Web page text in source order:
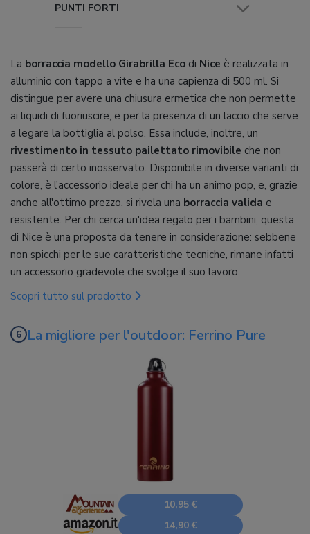
PUNTI FORTI
La borraccia modello Girabrilla Eco di Nice è realizzata in
alluminio con tappo a vite e ha una capienza di 500 ml. Si
distingue per avere una chiusura ermetica che non permette
ai liquidi di fuoriuscire, e per la presenza di un laccio che serve
a legare la bottiglia al polso. Essa include, inoltre, un
rivestimento in tessuto pailettato rimovibile che non
passerà di certo inosservato. Disponibile in diverse varianti di
colore, è l'accessorio ideale per chi ha un animo pop, e, grazie
anche all'ottimo prezzo, si rivela una borraccia valida e
resistente. Per chi cerca un'idea regalo per i bambini, questa
di Nice è una proposta da tenere in considerazione: sebbene
non spicchi per le sue caratteristiche tecniche, rimane infatti
un accessorio gradevole che svolge il suo lavoro.
Scopri tutto sul prodotto
La migliore per l'outdoor: Ferrino Pure
10,95 €
14,90 €